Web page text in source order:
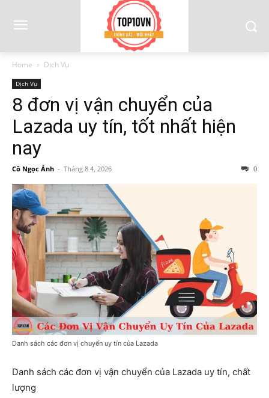
Home Dịch Vụ
Dịch Vụ
8 đơn vị vận chuyển của
Lazada uy tín, tốt nhất hiện
nay
Cô Ngọc Ánh - Tháng 8 4, 2026 0
Danh sách các đơn vị chuyển uy tín của Lazada
Danh sách các đơn vị vận chuyển của Lazada uy tín, chất
lượng